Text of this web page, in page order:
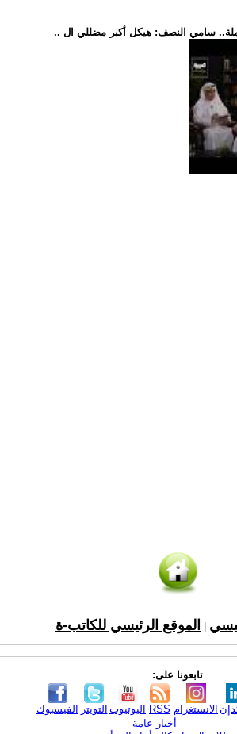
سامي النصف: هيكل أكبر مضللي ال
الموقع الرئيسي للكاتب-ة
تابعونا على:
الفيسبوك التويتر اليوتيوب RSS الانستغرام
أخبار عامة